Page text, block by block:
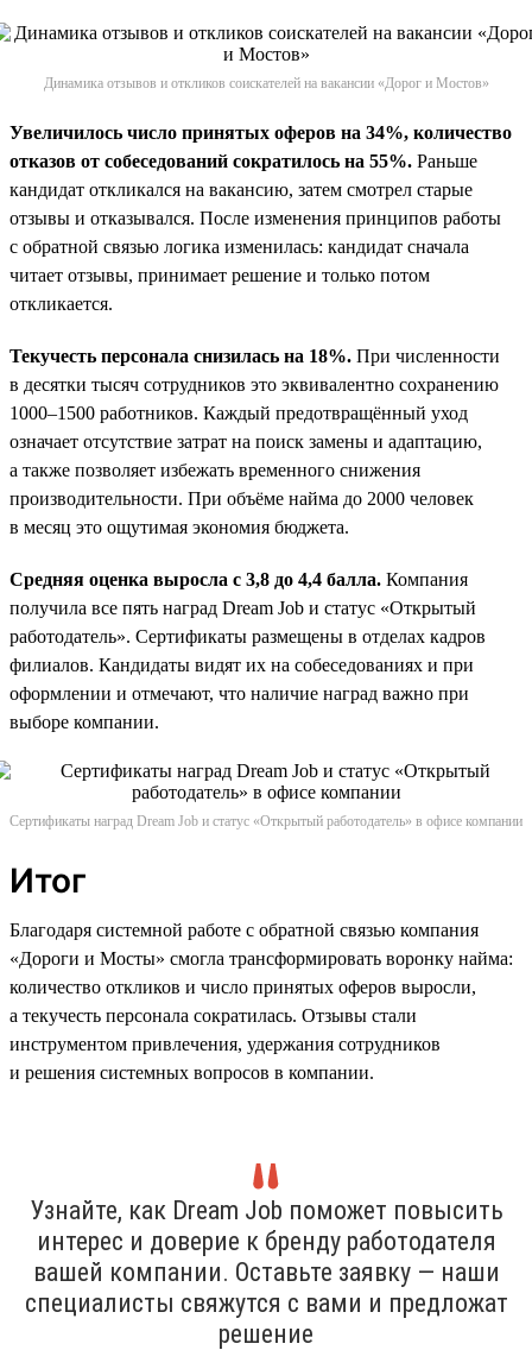
Динамика отзывов и откликов соискателей на вакансии «Дорог и Мостов»
Увеличилось число принятых оферов на 34%, количество
отказов от собеседований сократилось на 55%. Раньше
кандидат откликался на вакансию, затем смотрел старые
отзывы и отказывался. После изменения принципов работы
с обратной связью логика изменилась: кандидат сначала
читает отзывы, принимает решение и только потом
откликается.
Текучесть персонала снизилась на 18%. При численности
в десятки тысяч сотрудников это эквивалентно сохранению
1000–1500 работников. Каждый предотвращённый уход
означает отсутствие затрат на поиск замены и адаптацию,
а также позволяет избежать временного снижения
производительности. При объёме найма до 2000 человек
в месяц это ощутимая экономия бюджета.
Средняя оценка выросла с 3,8 до 4,4 балла. Компания
получила все пять наград Dream Job и статус «Открытый
работодатель». Сертификаты размещены в отделах кадров
филиалов. Кандидаты видят их на собеседованиях и при
оформлении и отмечают, что наличие наград важно при
выборе компании.
Сертификаты наград Dream Job и статус «Открытый работодатель» в офисе компании
Итог
Благодаря системной работе с обратной связью компания
«Дороги и Мосты» смогла трансформировать воронку найма:
количество откликов и число принятых оферов выросли,
а текучесть персонала сократилась. Отзывы стали
инструментом привлечения, удержания сотрудников
и решения системных вопросов в компании.
Узнайте, как Dream Job поможет повысить
интерес и доверие к бренду работодателя
вашей компании. Оставьте заявку — наши
специалисты свяжутся с вами и предложат
решение